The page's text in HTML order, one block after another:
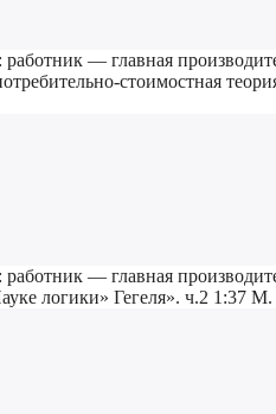
— главная
стоимостная
— главная
логики» Гегеля». ч.2 1:37